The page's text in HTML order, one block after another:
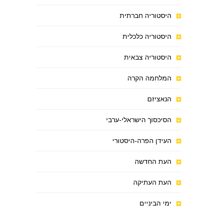
היסטוריה חברתית
היסטוריה כלכלית
היסטוריה צבאית
המלחמה הקרה
הנאציזם
הסיכסוך הישראלי-ערבי
העידן הפרה-היסטורי
העת החדשה
העת העתיקה
ימי הביניים